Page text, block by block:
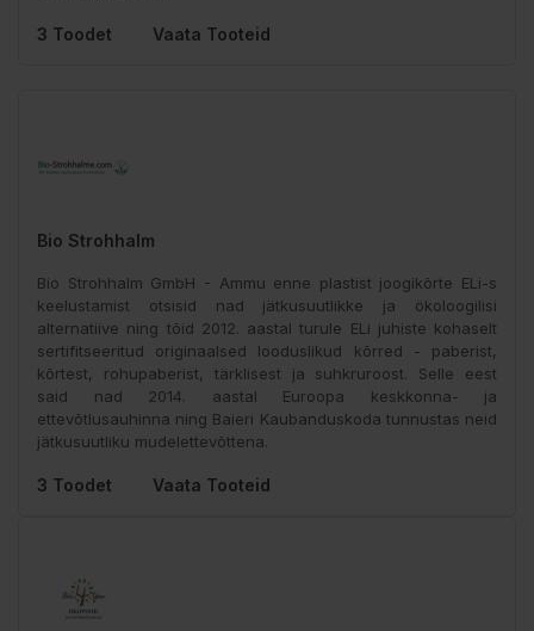
3 Toodet Vaata Tooteid
Bio Strohhalm
Bio Strohhalm GmbH - Ammu enne plastist joogikõrte ELi-s
keelustamist otsisid nad jätkusuutlikke ja ökoloogilisi
alternatiive ning tõid 2012. aastal turule ELi juhiste kohaselt
sertifitseeritud originaalsed looduslikud kõrred - paberist,
kõrtest, rohupaberist, tärklisest ja suhkruroost. Selle eest
said nad 2014. aastal Euroopa keskkonna- ja
ettevõtlusauhinna ning Baieri Kaubanduskoda tunnustas neid
jätkusuutliku mudelettevõttena.
3 Toodet Vaata Tooteid